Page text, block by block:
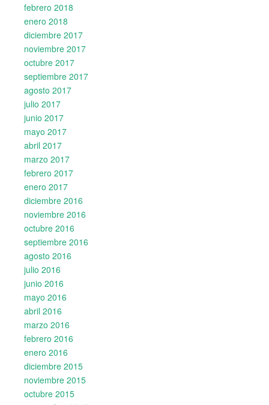
febrero 2018
enero 2018
diciembre 2017
noviembre 2017
octubre 2017
septiembre 2017
agosto 2017
julio 2017
junio 2017
mayo 2017
abril 2017
marzo 2017
febrero 2017
enero 2017
diciembre 2016
noviembre 2016
octubre 2016
septiembre 2016
agosto 2016
julio 2016
junio 2016
mayo 2016
abril 2016
marzo 2016
febrero 2016
enero 2016
diciembre 2015
noviembre 2015
octubre 2015